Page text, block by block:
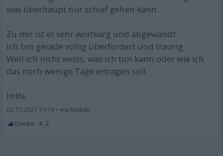
was überhaupt nur schief gehen kann.
Zu mir ist er sehr wortkarg und abgewandt.
Ich bin gerade völlig überfordert und traurig.
Weil ich nicht weiss, was ich tun kann oder wie ich
das noch wenige Tage ertragen soll.
Hilfe.
03.11.2021 11:14 •
x 2